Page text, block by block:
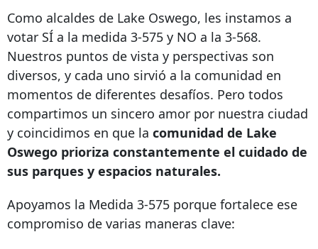
Como alcaldes de Lake Oswego, les instamos a
votar SÍ a la medida 3-575 y NO a la 3-568.
Nuestros puntos de vista y perspectivas son
diversos, y cada uno sirvió a la comunidad en
momentos de diferentes desafíos. Pero todos
compartimos un sincero amor por nuestra ciudad
y coincidimos en que la comunidad de Lake
Oswego prioriza constantemente el cuidado de
sus parques y espacios naturales.
Apoyamos la Medida 3-575 porque fortalece ese
compromiso de varias maneras clave: